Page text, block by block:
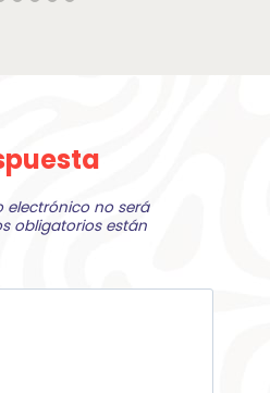
electrónico no será
obligatorios están